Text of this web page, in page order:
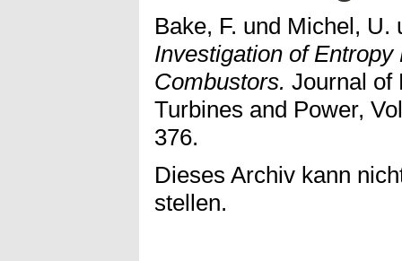
Bake, F. und Michel, U.
Investigation of
Combustors. Journal of
Turbines and Power,
376.
Dieses Archiv kann
stellen.